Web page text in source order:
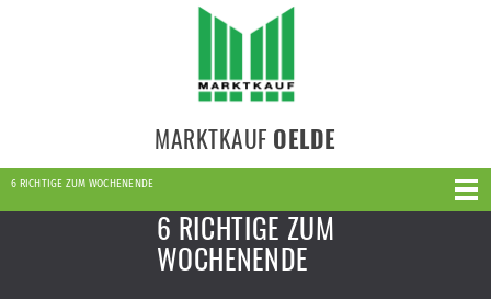
MARKTKAUF OELDE
6 RICHTIGE ZUM WOCHENENDE
6 RICHTIGE ZUM
WOCHENENDE